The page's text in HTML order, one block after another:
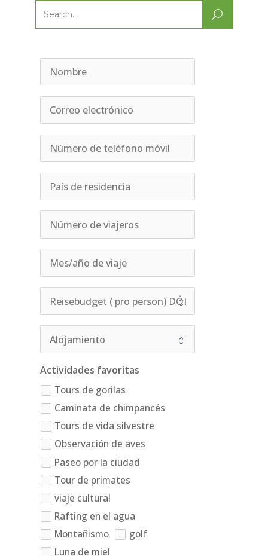
Search
Actividades favoritas
Tours de gorilas
Caminata de chimpancés
Tours de vida silvestre
Observación de aves
Paseo por la ciudad
Tour de primates
viaje cultural
Rafting en el agua
Montañismo
golf
Luna de miel